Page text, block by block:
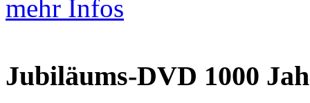
mehr Infos
Jubiläums-DVD 1000